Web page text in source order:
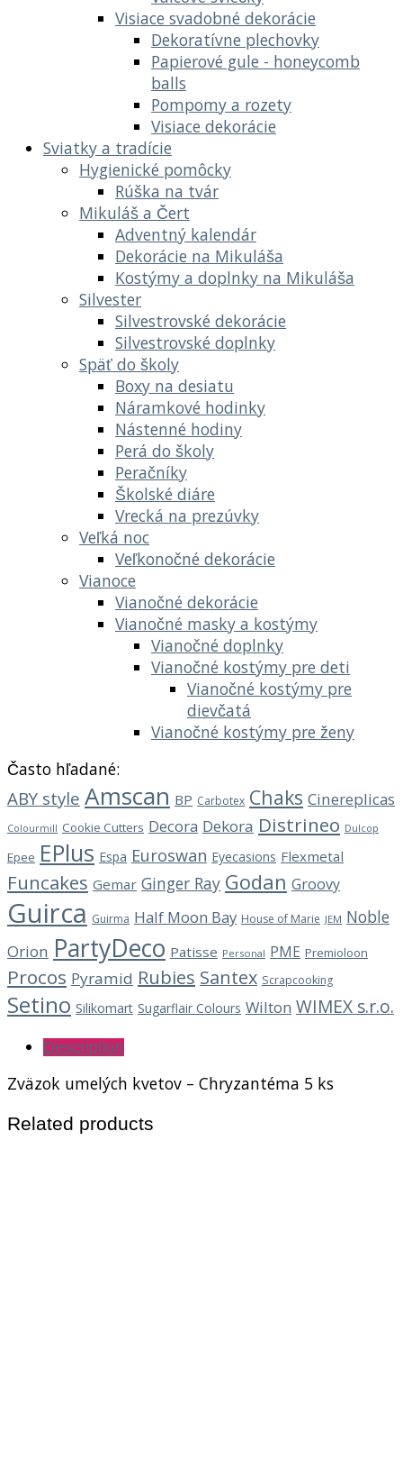
Visiace svadobné dekorácie
Dekoratívne plechovky
Papierové gule - honeycomb
balls
Pompomy a rozety
Visiace dekorácie
Sviatky a tradície
Hygienické pomôcky
Rúška na tvár
Mikuláš a Čert
Adventný kalendár
Dekorácie na Mikuláša
Kostýmy a doplnky na Mikuláša
Silvester
Silvestrovské dekorácie
Silvestrovské doplnky
Späť do školy
Boxy na desiatu
Náramkové hodinky
Nástenné hodiny
Perá do školy
Peračníky
Školské diáre
Vrecká na prezúvky
Veľká noc
Veľkonočné dekorácie
Vianoce
Vianočné dekorácie
Vianočné masky a kostýmy
Vianočné doplnky
Vianočné kostýmy pre deti
Vianočné kostýmy pre
dievčatá
Vianočné kostýmy pre ženy
Často hľadané:
ABY style Amscan BP Carbotex Chaks Cinereplicas
Colourmill Cookie Cutters Decora Dekora Distrineo Dulcop
Epee EPlus Espa Euroswan Eyecasions Flexmetal
Funcakes Gemar Ginger Ray Godan Groovy
Guirca Guirma Half Moon Bay House of Marie JEM Noble
Orion PartyDeco Patisse Personal PME Premioloon
Procos Pyramid Rubies Santex Scrapcooking
Setino Silikomart Sugarflair Colours Wilton WIMEX s.r.o.
Description
Zväzok umelých kvetov – Chryzantéma 5 ks
Related products